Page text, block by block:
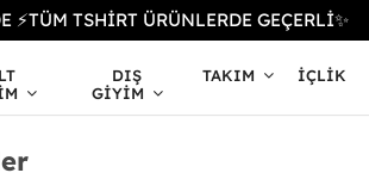
⚡TÜM TSHİRT ÜRÜNLERDE GEÇERLİ✨
DIŞ
GIYIM
TAKIM İÇLIK